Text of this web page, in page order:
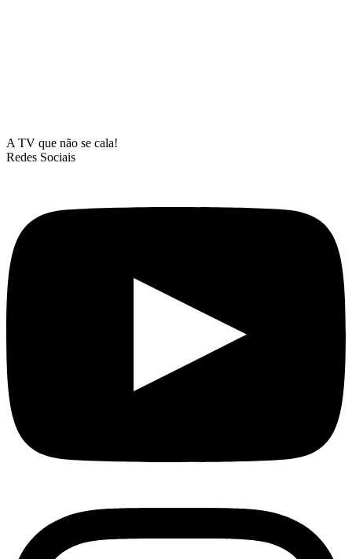
A TV que não se cala!
Redes Sociais